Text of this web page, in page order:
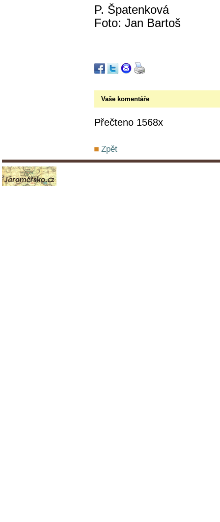
P. Špatenková
Foto: Jan Bartoš
Vaše komentáře
Přečteno 1568x
Zpět